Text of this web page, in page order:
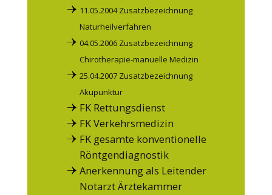
Reisemedizin
Tauchmedizin
Optimierte Vorsorgeprogramme
BG-Versorgung
Akupunktur
11.05.2004 Zusatzbezeichnung
Naturheilverfahren
04.05.2006 Zusatzbezeichnung
Chirotherapie-manuelle Medizin
25.04.2007 Zusatzbezeichnung
Akupunktur
FK Rettungsdienst
FK Verkehrsmedizin
FK gesamte konventionelle
Röntgendiagnostik
Anerkennung als Leitender
Notarzt Ärztekammer